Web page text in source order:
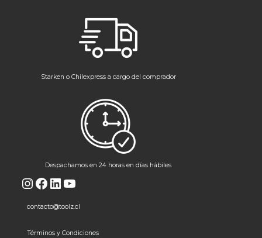
Starken o Chilexpress a cargo del comprador
Despachamos en 24 horas en días hábiles
Instagram
Facebook
LinkedIn
YouTube
contacto@toolz.cl
Términos y Condiciones